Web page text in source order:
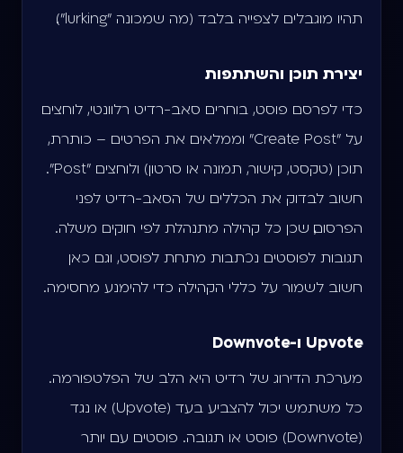
תהיו מוגבלים לצפייה בלבד (מה שמכונה "lurking").
יצירת תוכן והשתתפות
כדי לפרסם פוסט, בוחרים סאב-רדיט רלוונטי, לוחצים
על "Create Post" וממלאים את הפרטים – כותרת,
תוכן (טקסט, קישור, תמונה או סרטון) ולוחצים "Post".
חשוב לבדוק את הכללים של הסאב-רדיט לפני
הפרסום, שכן כל קהילה מתנהלת לפי חוקים משלה.
תגובות לפוסטים נכתבות מתחת לפוסט, וגם כאן
חשוב לשמור על כללי הקהילה כדי להימנע מחסימה.
Upvote ו-Downvote
מערכת הדירוג של רדיט היא הלב של הפלטפורמה.
כל משתמש יכול להצביע בעד (Upvote) או נגד
(Downvote) פוסט או תגובה. פוסטים עם יותר